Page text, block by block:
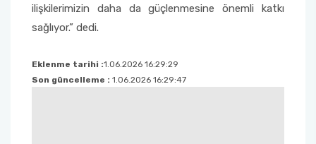
ilişkilerimizin daha da güçlenmesine önemli katkı
sağlıyor.” dedi.
Eklenme tarihi :1.06.2026 16:29:29
Son güncelleme : 1.06.2026 16:29:47